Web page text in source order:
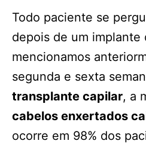
Todo paciente se
depois de um implante
mencionamos
segunda e sexta
transplante capilar, a
cabelos enxertados
ocorre em 98% dos